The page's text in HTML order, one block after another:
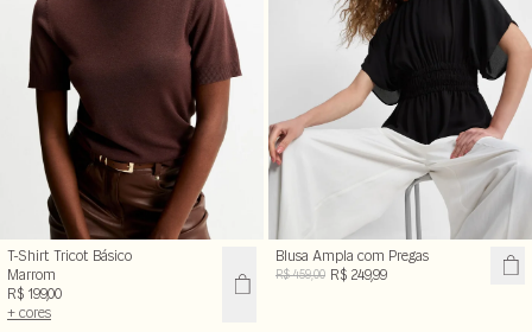
T-Shirt Tricot Básico
Marrom
R$ 199,00
+ cores
Blusa Ampla com Pregas
R$ 459,00 R$ 249,99